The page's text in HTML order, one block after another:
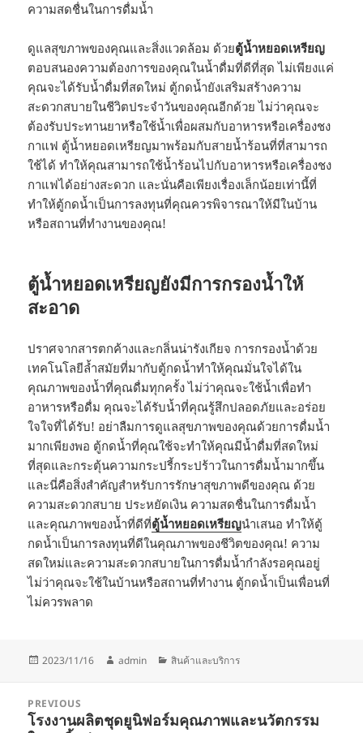
ความสดชื่นในการดื่มน้ำ
ดูแลสุขภาพของคุณและสิ่งแวดล้อม ด้วยตู้น้ำหยอดเหรียญ
ตอบสนองความต้องการของคุณในน้ำดื่มที่ดีที่สุด ไม่เพียงแค่
คุณจะได้รับน้ำดื่มที่สดใหม่ ตู้กดน้ำยังเสริมสร้างความ
สะดวกสบายในชีวิตประจำวันของคุณอีกด้วย ไม่ว่าคุณจะ
ต้องรับประทานยาหรือใช้น้ำเพื่อผสมกับอาหารหรือเครื่องชง
กาแฟ ตู้น้ำหยอดเหรียญมาพร้อมกับสายน้ำร้อนที่ที่สามารถ
ใช้ได้ ทำให้คุณสามารถใช้น้ำร้อนไปกับอาหารหรือเครื่องชง
กาแฟได้อย่างสะดวก และนั่นคือเพียงเรื่องเล็กน้อยเท่านี้ที่
ทำให้ตู้กดน้ำเป็นการลงทุนที่คุณควรพิจารณาให้มีในบ้าน
หรือสถานที่ทำงานของคุณ!
ตู้น้ำหยอดเหรียญยังมีการกรองน้ำให้
สะอาด
ปราศจากสารตกค้างและกลิ่นน่ารังเกียจ การกรองน้ำด้วย
เทคโนโลยีล้ำสมัยที่มากับตู้กดน้ำทำให้คุณมั่นใจได้ใน
คุณภาพของน้ำที่คุณดื่มทุกครั้ง ไม่ว่าคุณจะใช้น้ำเพื่อทำ
อาหารหรือดื่ม คุณจะได้รับน้ำที่คุณรู้สึกปลอดภัยและอร่อย
ใจใจที่ได้รับ! อย่าลืมการดูแลสุขภาพของคุณด้วยการดื่มน้ำ
มากเพียงพอ ตู้กดน้ำที่คุณใช้จะทำให้คุณมีน้ำดื่มที่สดใหม่
ที่สุดและกระตุ้นความกระปรี้กระปร้าวในการดื่มน้ำมากขึ้น
และนี่คือสิ่งสำคัญสำหรับการรักษาสุขภาพดีของคุณ ด้วย
ความสะดวกสบาย ประหยัดเงิน ความสดชื่นในการดื่มน้ำ
และคุณภาพของน้ำที่ดีที่ตู้น้ำหยอดเหรียญนำเสนอ ทำให้ตู้
กดน้ำเป็นการลงทุนที่ดีในคุณภาพของชีวิตของคุณ! ความ
สดใหม่และความสะดวกสบายในการดื่มน้ำกำลังรอคุณอยู่
ไม่ว่าคุณจะใช้ในบ้านหรือสถานที่ทำงาน ตู้กดน้ำเป็นเพื่อนที่
ไม่ควรพลาด
Posted
2023/11/16 Author
admin Categories
สินค้าและบริการ
navigation
PREVIOUS
Previous
โรงงานผลิตชุดยูนิฟอร์มคุณภาพและนวัตกรรม